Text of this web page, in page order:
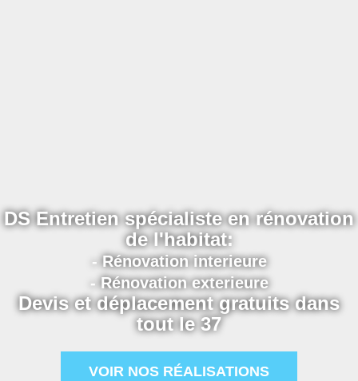
DS Entretien spécialiste en rénovation
de l'habitat:
- Rénovation interieure
- Rénovation exterieure
Devis et déplacement gratuits dans
tout le 37
VOIR NOS RÉALISATIONS